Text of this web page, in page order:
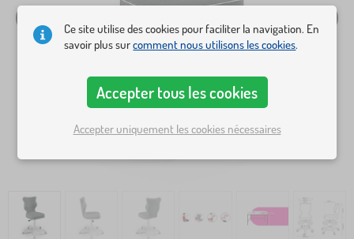
Ce site utilise des cookies pour faciliter la navigation. En
savoir plus surcomment nous utilisons les cookies.
Accepter tous les cookies
Accepter uniquement les cookies nécessaires